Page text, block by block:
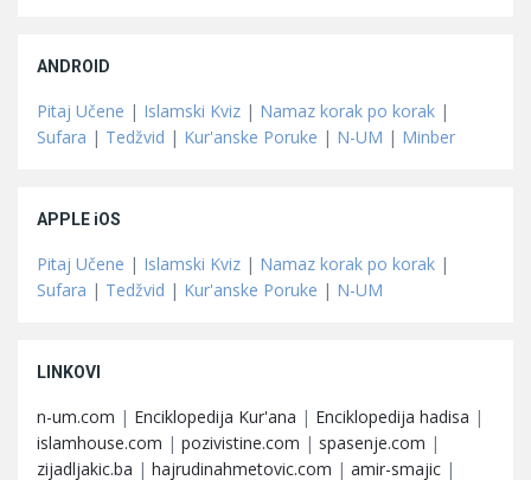
ANDROID
Pitaj Učene | Islamski Kviz | Namaz korak po korak |
Sufara | Tedžvid | Kur'anske Poruke | N-UM | Minber
APPLE iOS
Pitaj Učene | Islamski Kviz | Namaz korak po korak |
Sufara | Tedžvid | Kur'anske Poruke | N-UM
LINKOVI
n-um.com | Enciklopedija Kur'ana | Enciklopedija hadisa |
islamhouse.com | pozivistine.com | spasenje.com |
zijadljakic.ba | hajrudinahmetovic.com | amir-smajic |